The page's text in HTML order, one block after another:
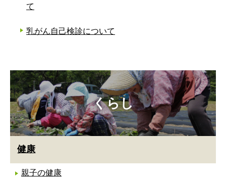
くらし
健康
親子の健康
て
乳がん自己検診について